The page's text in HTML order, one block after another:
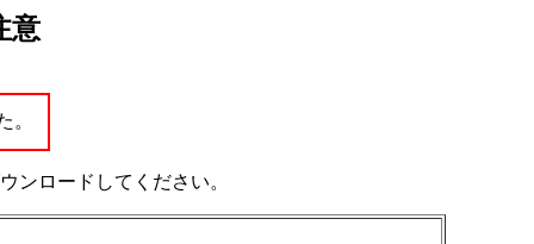
意
。
ンロードしてください。